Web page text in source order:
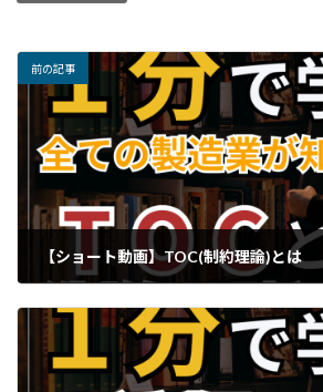
前の記事
【ショート動画】TOC(制約理論)とは